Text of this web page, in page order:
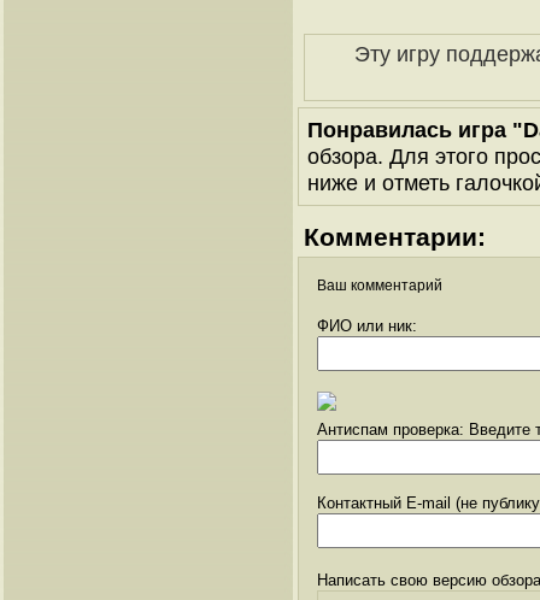
Эту игру
Понравилась игра
обзора. Для этого
ниже и отметь
Комментарии:
Ваш комментарий
ФИО или ник:
Антиспам проверка: Введите
Контактный E-mail (не
Написать свою версию